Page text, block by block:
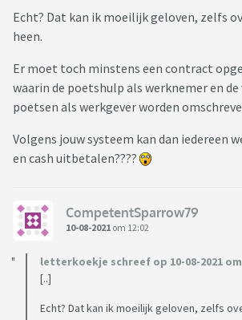
Echt? Dat kan ik moeilijk geloven, zelfs
heen.
Er moet toch minstens een contract
waarin de poetshulp als werknemer en
poetsen als werkgever worden
Volgens jouw systeem kan dan iedereen
en cash uitbetalen????
CompetentSparrow79
10-08-2021 om 12:02
letterkoekje schreef op 10-08-2021 om
[..]
Echt? Dat kan ik moeilijk geloven, zelfs